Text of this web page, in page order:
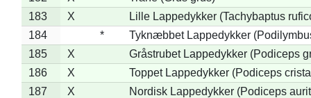
183
X
Lille Lappedykker (Tachybaptus
184
*
Tyknæbbet Lappedykker
185
X
Gråstrubet Lappedykker (Podiceps
186
X
Toppet Lappedykker (Podiceps
187
X
Nordisk Lappedykker (Podiceps